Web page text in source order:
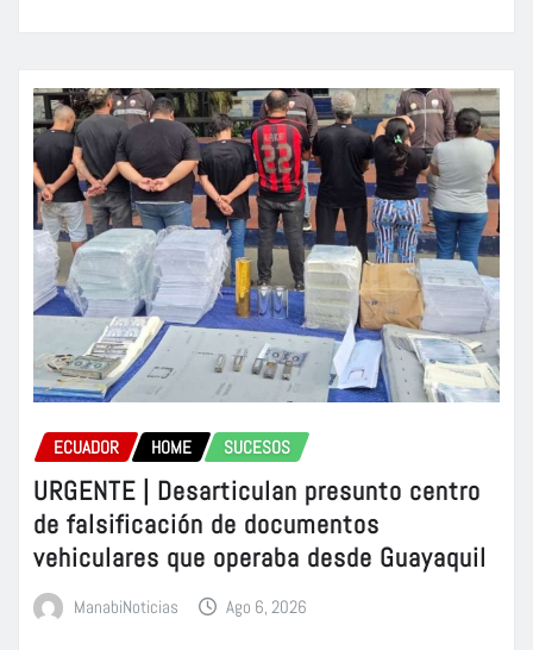
ECUADOR HOME SUCESOS
URGENTE | Desarticulan presunto centro
de falsificación de documentos
vehiculares que operaba desde Guayaquil
ManabiNoticias Ago 6, 2026